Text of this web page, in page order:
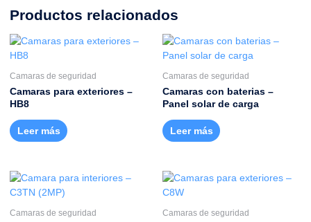
Productos relacionados
Camaras de seguridad
Camaras para exteriores –
HB8
Leer más
Camaras de seguridad
Camaras con baterias –
Panel solar de carga
Leer más
Camaras de seguridad Camaras de seguridad